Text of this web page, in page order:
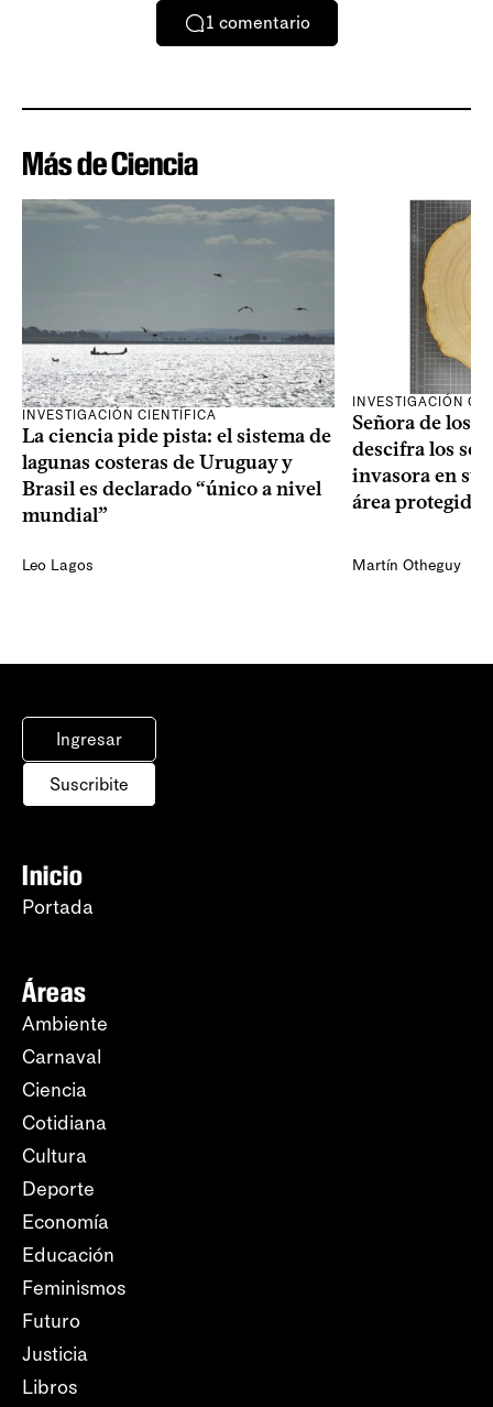
1 comentario
Más de Ciencia
INVESTIGACIÓN CIENTÍFICA
La ciencia pide pista: el sistema de
lagunas costeras de Uruguay y
Brasil es declarado “único a nivel
mundial”
Leo Lagos
INVESTIGACIÓN
Señora de los
descifra los
invasora en su
área protegida
Martín Otheguy
Ingresar
Suscribite
Inicio
Portada
Áreas
Ambiente
Carnaval
Ciencia
Cotidiana
Cultura
Deporte
Economía
Educación
Feminismos
Futuro
Justicia
Libros